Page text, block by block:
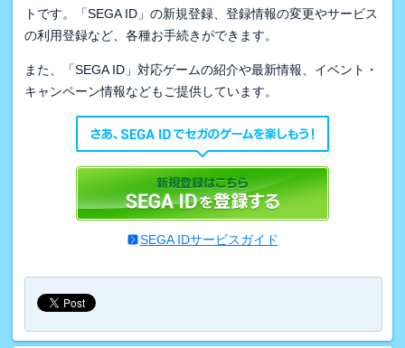
トです。「SEGA ID」の新規登録、登録情報の変更やサービス
の利用登録など、各種お手続きができます。
また、「SEGA ID」対応ゲームの紹介や最新情報、イベント・
キャンペーン情報などもご提供しています。
SEGA IDサービスガイド